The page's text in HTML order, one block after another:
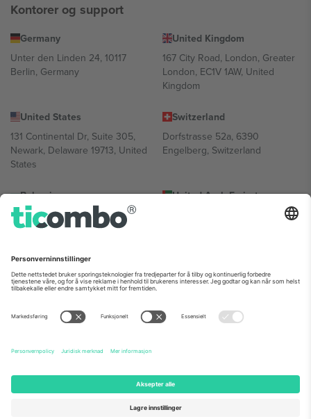
Kontorer og support
Germany
Unter den Linden 24, 10117
Berlin, Germany
United Kingdom
167 City Road, London, Greater
London, EC1V 1AW, United
Kingdom
United States
131 Continental Dr, Suite 305,
Newark, Delaware 19713, United
States
Switzerland
Dorfstrasse 52a, 6390
Engelberg, Switzerland
Bulgaria
Regus Sofia City West, bul
Totleben 53-55, 1606 Sofia,
United Arab Emirates
UAE Dubai Silicon Oasis, DDP
Mexico
Av Chapultepec 360, Roma
Norte, Cuauhtémoc, 06700
Ciudad de México, CDMX,
sted, begivenhet og/eller domene. For detaljer, sjekk spesifikke
arrangementsside, forlag og vilkår.,Firmainformasjon
2026 Ticombo. Alle rettigheter reservert.